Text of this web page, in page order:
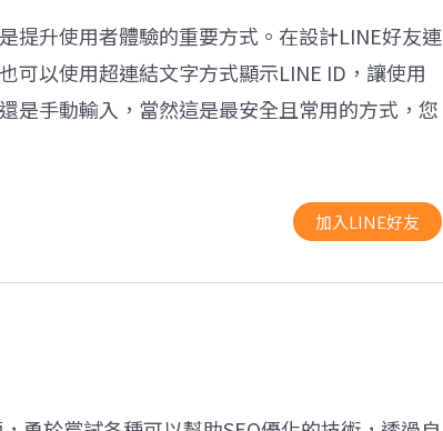
提升使用者體驗的重要方式。在設計LINE好友連
可以使用超連結文字方式顯示LINE ID，讓使用
是手動輸入，當然這是最安全且常用的方式，您
加入LINE好友